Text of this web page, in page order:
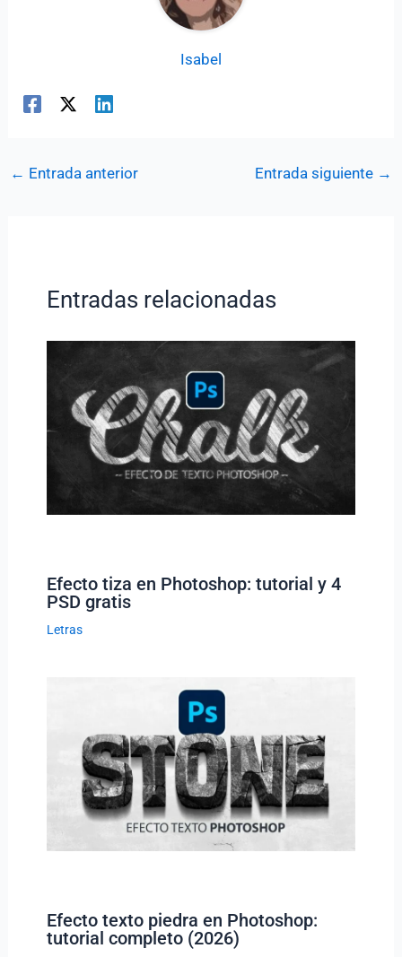
Isabel
← Entrada anterior Entrada siguiente →
Entradas relacionadas
Efecto tiza en Photoshop: tutorial y 4
PSD gratis
Letras
Efecto texto piedra en Photoshop:
tutorial completo (2026)